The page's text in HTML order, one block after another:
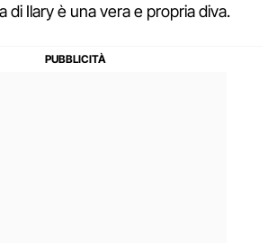
di Ilary è una vera e propria diva.